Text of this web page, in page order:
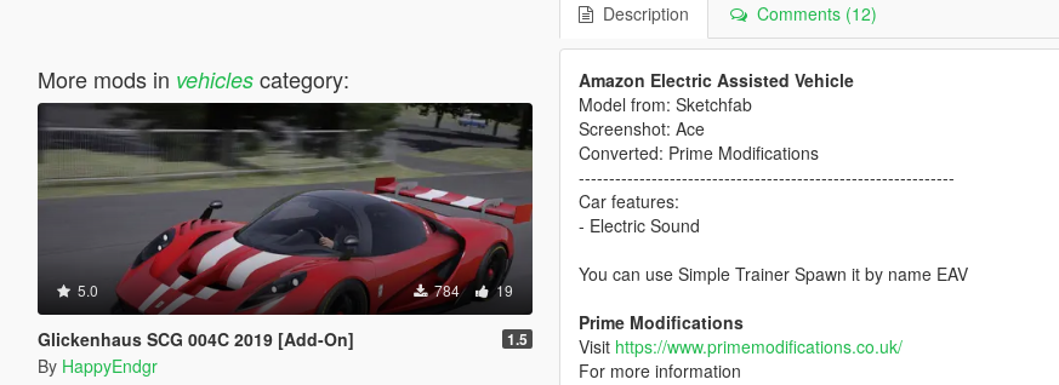
More mods in vehiclescategory:
5.0 784 19
Glickenhaus SCG 004C 2019 [Add-On] 1.5
By HappyEndgr
Description Comments (12)
Amazon Electric Assisted Vehicle
Model from: Sketchfab
Screenshot: Ace
Converted: Prime Modifications
--------------------------------------------------------------
Car features:
- Electric Sound
You can use Simple Trainer Spawn it by name EAV
Prime Modifications
Visit https://www.primemodifications.co.uk/
For more information